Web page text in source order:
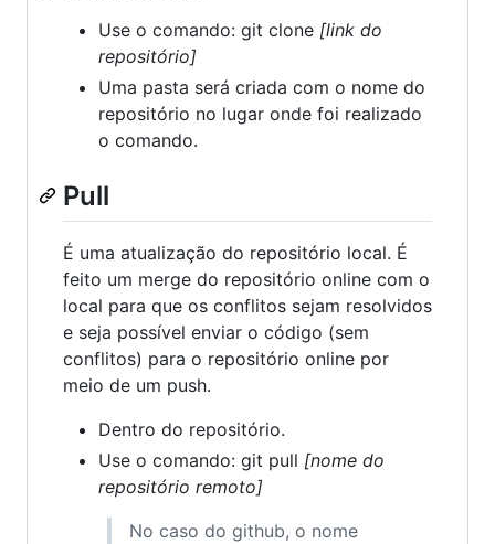
Use o comando: git clone [link do
repositório]
Uma pasta será criada com o nome do
repositório no lugar onde foi realizado
o comando.
Pull
É uma atualização do repositório local. É
feito um merge do repositório online com o
local para que os conflitos sejam resolvidos
e seja possível enviar o código (sem
conflitos) para o repositório online por
meio de um push.
Dentro do repositório.
Use o comando: git pull [nome do
repositório remoto]
No caso do github, o nome